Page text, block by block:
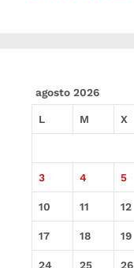
agosto 2026
L M X
3 4 5
10 11 12
17 18 19
24 25 26